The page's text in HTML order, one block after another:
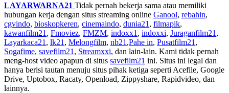
LAYARWARNA21 Tidak pernah bekerja sama atau memiliki
hubungan kerja dengan situs streaming online Ganool, rebahin,
cgvindo, bioskopkeren, cinemaindo, dunia21 , filmapik,
kawanfilm21 , Fmoviez, FMZM, indoxx1 , indoxxi, Juraganfilm21 ,
Layarkaca21 , lk21 , Melongfilm, nb21 ,Pahe in, Pusatfilm21 ,
Sogafime, savefilm21 , Streamxxi, dan lain-lain. Kami tidak pernah
meng-host video apapun di situs savefilm21 ini. Situs ini legal dan
hanya berisi tautan menuju situs pihak ketiga seperti Acefile, Google
Drive, Uptobox, Racaty, Openload, Zippyshare, Rapidvideo, dan
lainnya.